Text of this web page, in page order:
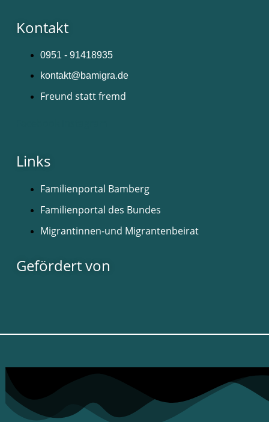
Kontakt
0951 - 91418935
kontakt@bamigra.de
Freund statt fremd
Links
Familienportal Bamberg
Familienportal des Bundes
Migrantinnen-und Migrantenbeirat
Gefördert von